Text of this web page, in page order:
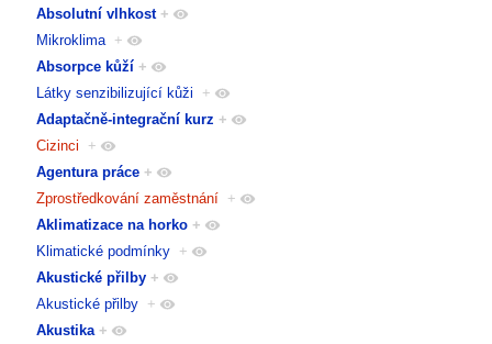
Absolutní vlhkost +
Mikroklima
+
Absorpce kůží +
Látky senzibilizující kůži
+
Adaptačně-integrační kurz +
Cizinci
+
Agentura práce +
Zprostředkování zaměstnání
+
Aklimatizace na horko +
Klimatické podmínky
+
Akustické přilby +
Akustické přilby
+
Akustika +